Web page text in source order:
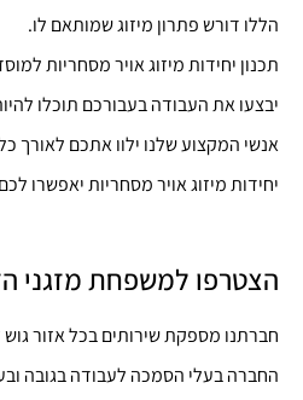
הללו דורש פתרון מיזוג שמותאם לו.
תכנון יחידות מיזוג אויר מסחריות
יבצעו את העבודה בעבורכם תוכלו
אנשי המקצוע שלנו ילוו אתכם לאורך
יחידות מיזוג אויר מסחריות יאפשרו
הצטרפו למשפחת מזגני
חברתנו מספקת שירותים בכל אזור
החברה בעלי הסמכה לעבודה בגובה